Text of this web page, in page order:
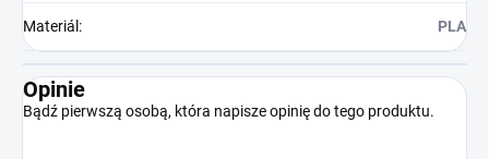
Materiál : PLA
Opinie
Bądź pierwszą osobą, która napisze opinię do tego produktu.